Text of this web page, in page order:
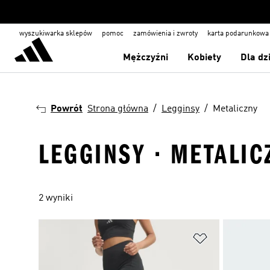
wyszukiwarka sklepów pomoc zamówienia i zwroty karta podarunkowa
Mężczyźni Kobiety Dla
Powrót Strona główna Legginsy Metaliczny
LEGGINSY ·
2 wyniki